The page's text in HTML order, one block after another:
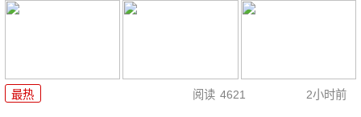
最热 阅读 4621 2小时前